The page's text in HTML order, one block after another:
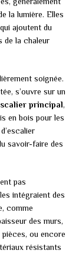
la lumière. Elles
ajoutent du
de la chaleur
soignée.
s’ouvre sur un
principal,
en bois pour les
savoir-faire des
pas
intégraient des
comme
des murs,
ou encore
résistants